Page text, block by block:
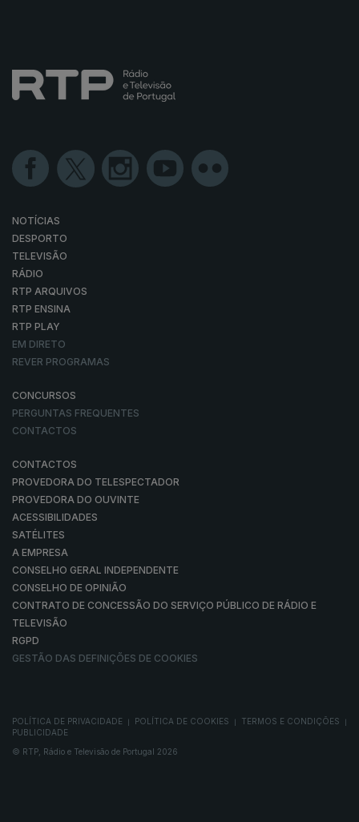
NOTÍCIAS
DESPORTO
TELEVISÃO
RÁDIO
RTP ARQUIVOS
RTP ENSINA
RTP PLAY
EM DIRETO
REVER PROGRAMAS
CONCURSOS
PERGUNTAS FREQUENTES
CONTACTOS
CONTACTOS
PROVEDORA DO TELESPECTADOR
PROVEDORA DO OUVINTE
ACESSIBILIDADES
SATÉLITES
A EMPRESA
CONSELHO GERAL INDEPENDENTE
CONSELHO DE OPINIÃO
CONTRATO DE CONCESSÃO DO SERVIÇO PÚBLICO DE RÁDIO E
TELEVISÃO
RGPD
GESTÃO DAS DEFINIÇÕES DE COOKIES
POLÍTICA DE PRIVACIDADE POLÍTICA DE COOKIES TERMOS E CONDIÇÕES
PUBLICIDADE
© RTP, Rádio e Televisão de Portugal 2026